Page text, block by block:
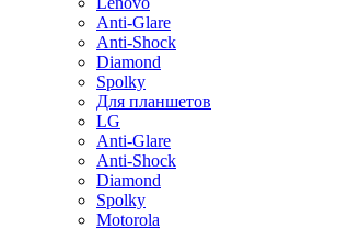
Anti-Glare
Anti-Shock
Diamond
Spolky
Для планшетов
LG
Anti-Glare
Anti-Shock
Diamond
Spolky
Motorola